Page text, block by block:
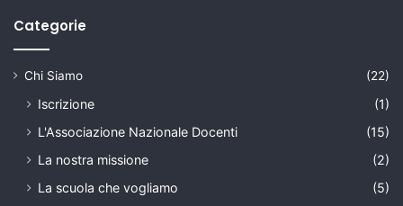
Categorie
Chi Siamo (22)
Iscrizione
(1)
L'Associazione Nazionale Docenti
(15)
La nostra missione
(2)
La scuola che vogliamo
(5)